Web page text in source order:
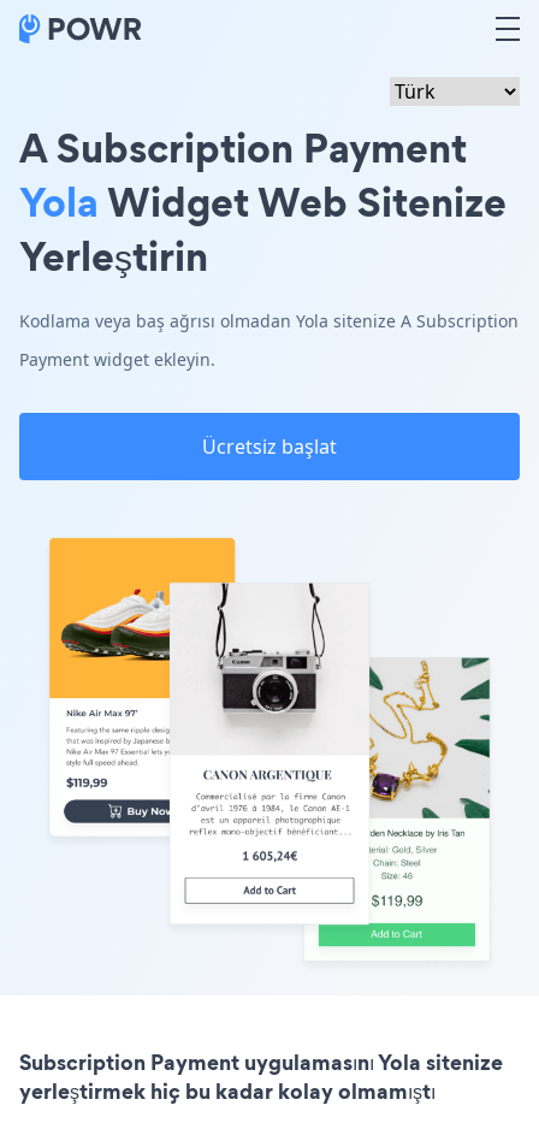
A Subscription Payment
YolaWidget Web Sitenize
Yerleştirin
Kodlama veya baş ağrısı olmadan Yola sitenize A Subscription
Payment widget ekleyin.
Ücretsiz başlat
Subscription Payment uygulamasını Yola sitenize
yerleştirmek hiç bu kadar kolay olmamıştı